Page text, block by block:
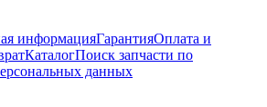
информацияГарантияОплата и
КаталогПоиск запчасти по
данных